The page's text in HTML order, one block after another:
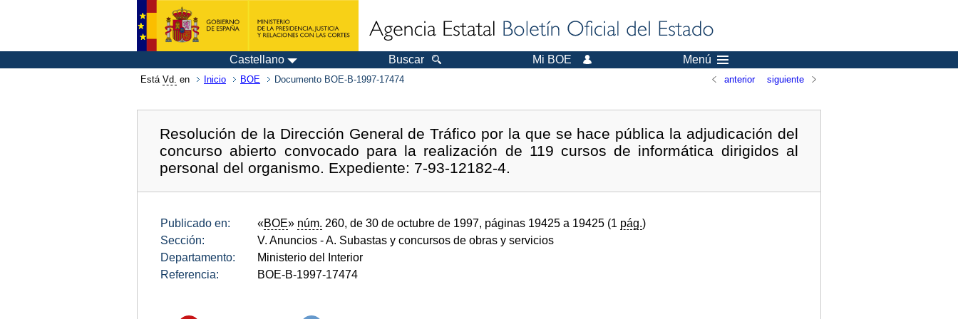
Castellano Buscar Mi BOE Menú
Está Vd. en Inicio BOE Documento BOE-B-1997-17474 anterior siguiente
Resolución de la Dirección General de Tráfico por la que se hace pública la adjudicación del
concurso abierto convocado para la realización de 119 cursos de informática dirigidos al
personal del organismo. Expediente: 7-93-12182-4.
Publicado en: «BOE» núm. 260, de 30 de octubre de 1997, páginas 19425 a 19425 (1 pág.)
Sección:
V. Anuncios - A. Subastas y concursos de obras y servicios
Departamento:
Ministerio del Interior
Referencia:
BOE-B-1997-17474